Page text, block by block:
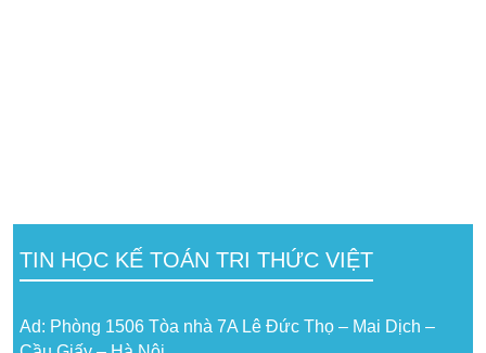
TIN HỌC KẾ TOÁN TRI THỨC VIỆT
Ad: Phòng 1506 Tòa nhà 7A Lê Đức Thọ – Mai Dịch –